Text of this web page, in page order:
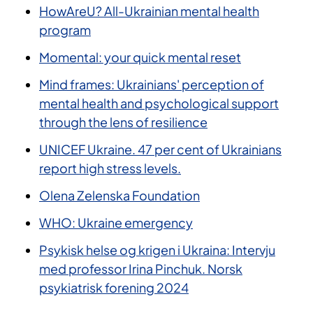
HowAreU? All-Ukrainian mental health
program
Momental: your quick mental reset
Mind frames: Ukrainians' perception of
mental health and psychological support
through the lens of resilience
UNICEF Ukraine. 47 per cent of Ukrainians
report high stress levels.
Olena Zelenska Foundation
WHO: Ukraine emergency
Psykisk helse og krigen i Ukraina: Intervju
med professor Irina Pinchuk. Norsk
psykiatrisk forening 2024